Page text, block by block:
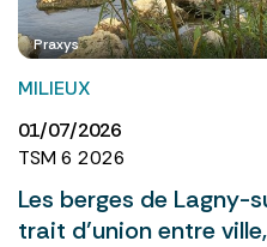
Praxys
MILIEUX
01/07/2026
TSM 6 2026
Les berges de Lagny-
trait d’union entre